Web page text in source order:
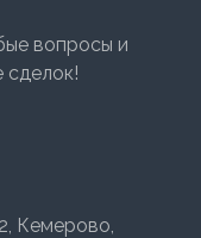
вопросы и
сделок!
Кемерово,